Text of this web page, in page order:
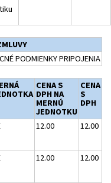
PODMIENKY PRIPOJENIA
CENA S
DPH NA
MERNÚ
JEDNOTKU
CENA
S
DPH
12.00 12.00
12.00 12.00